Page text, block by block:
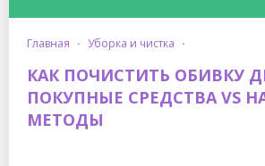
главная · уборка и чистка ·
КАК ПОЧИСТИТЬ ОБИВКУ
ПОКУПНЫЕ СРЕДСТВА VS
МЕТОДЫ